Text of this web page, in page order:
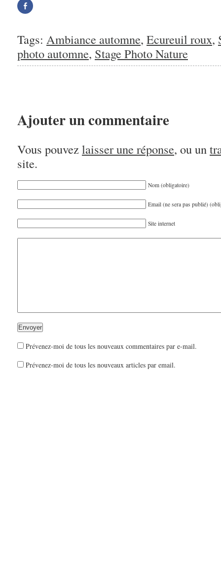
Partager
sur
nouvelle
fenêtre)
Tags: Ambiance automne, Ecureuil roux,
photo automne, Stage Photo Nature
Ajouter un commentaire
Vous pouvez laisser une réponse, ou un
site.
Nom (obligatoire)
Email (ne sera pas publié)
Site internet
Prévenez-moi de tous les nouveaux commentaires par e-mail.
Prévenez-moi de tous les nouveaux articles par email.